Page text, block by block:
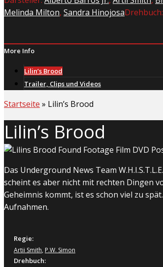
Melinda Milton, Sandra HinojosaDrehbuch:
More Info
Lilin’s Brood
Trailer, Clips und Videos
Startseite » Lilin’s Brood
Lilin’s Brood
Das Underground News Team
scheint es aber nicht mit rechten Dingen
Geheimnis kommt, ist es schon viel zu
Aufnahmen.
Regie:
Artii Smith, P.W. Simon
Drehbuch: